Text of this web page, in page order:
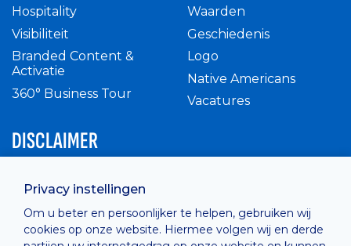
Privacy instellingen
Om u beter en persoonlijker te helpen, gebruiken wij
cookies op onze website. Hiermee volgen wij en derde
Hospitality
Visibiliteit
Branded Content &
Activatie
360° Business Tour
Waarden
Geschiedenis
Logo
Native Americans
Vacatures
DISCLAIMER
Privacy Policy
Cashless
verkoopsvoorwaarden